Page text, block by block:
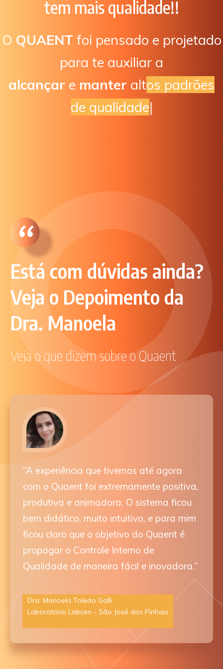
tem mais qualidade!!
O QUAENT foi pensado e projetado
para te auxiliar a
alcançar e manter altos padrões
de qualidade|
“
Está com dúvidas ainda?
Veja o Depoimento da
Dra. Manoela
Veja o que dizem sobre o Quaent
“A experiência que tivemos até agora
com o Quaent foi extremamente positiva,
produtiva e animadora. O sistema ficou
bem didático, muito intuitivo, e para mim
ficou claro que o objetivo do Quaent é
propagar o Controle Interno de
Qualidade de maneira fácil e inovadora.”
Dra. Manoela Toledo Galli
Laboratório Labcen - São José dos Pinhais